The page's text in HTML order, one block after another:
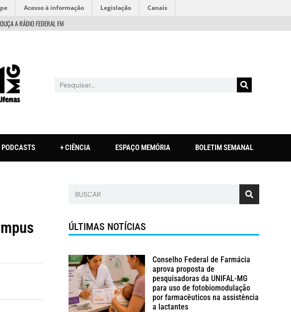
Acesso à informação Legislação Canais
OUÇA A RÁDIO FEDERAL FM
PODCASTS + CIÊNCIA ESPAÇO MEMÓRIA BOLETIM SEMANAL
ÚLTIMAS NOTÍCIAS
Conselho Federal de Farmácia
aprova proposta de
pesquisadoras da UNIFAL-MG
para uso de fotobiomodulação
por farmacêuticos na assistência
a lactantes